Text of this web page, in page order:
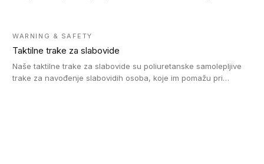
WARNING & SAFETY
Taktilne trake za slabovide
Naše taktilne trake za slabovide su poliuretanske samolepljive
trake za navođenje slabovidih osoba, koje im pomažu pri